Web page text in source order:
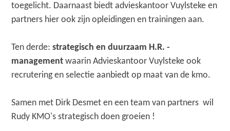
toegelicht. Daarnaast biedt advieskantoor Vuylsteke en
partners hier ook zijn opleidingen en trainingen aan.
Ten derde:strategisch en duurzaam H.R. -
management waarin Advieskantoor Vuylsteke ook
recrutering en selectie aanbiedt op maat van de kmo.
Samen met Dirk Desmet en een team van partners wil
Rudy KMO's strategisch doen groeien !